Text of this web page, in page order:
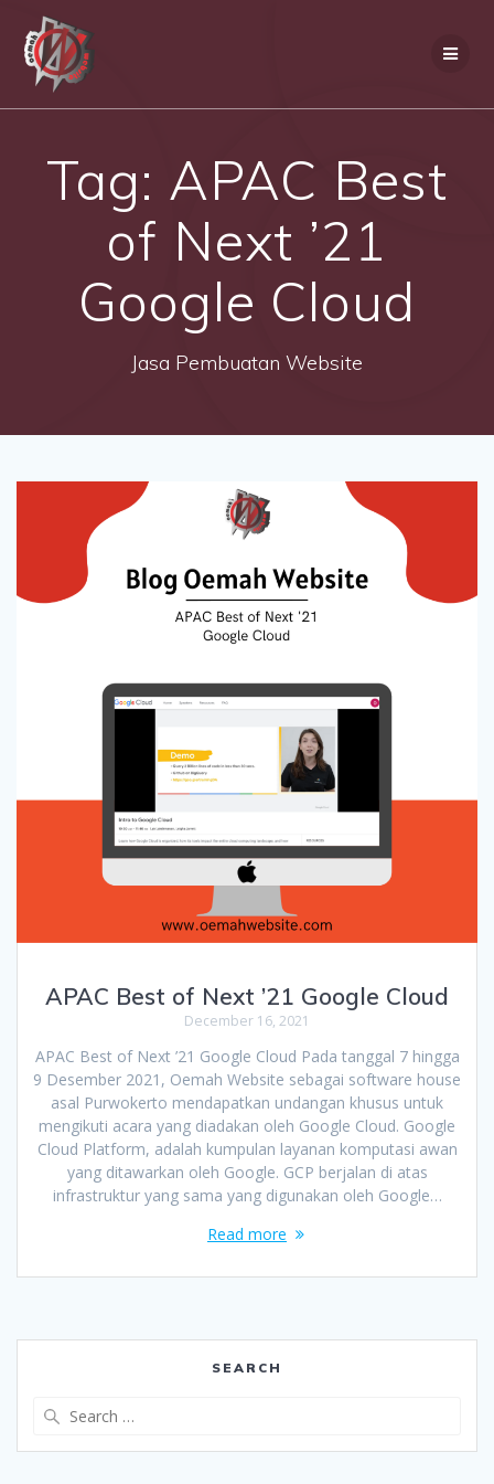
Tag: APAC Best
of Next ’21
Google Cloud
Jasa Pembuatan Website
APAC Best of Next ’21 Google Cloud
December 16, 2021
APAC Best of Next ’21 Google Cloud Pada tanggal 7 hingga
9 Desember 2021, Oemah Website sebagai software house
asal Purwokerto mendapatkan undangan khusus untuk
mengikuti acara yang diadakan oleh Google Cloud. Google
Cloud Platform, adalah kumpulan layanan komputasi awan
yang ditawarkan oleh Google. GCP berjalan di atas
infrastruktur yang sama yang digunakan oleh Google…
Read more
SEARCH